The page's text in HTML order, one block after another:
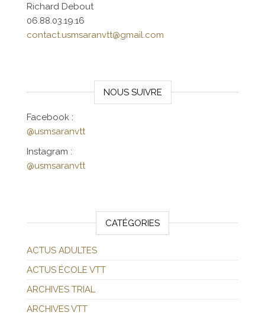
Richard Debout
06.88.03.19.16
contact.usmsaranvtt@gmail.com
NOUS SUIVRE
Facebook :
@usmsaranvtt
Instagram :
@usmsaranvtt
CATÉGORIES
ACTUS ADULTES
ACTUS ÉCOLE VTT
ARCHIVES TRIAL
ARCHIVES VTT